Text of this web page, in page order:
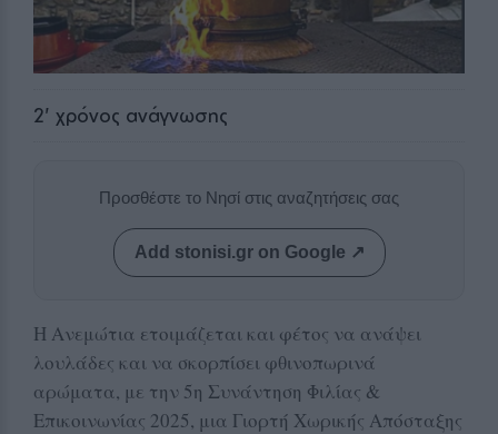
2' χρόνος ανάγνωσης
Προσθέστε το Νησί στις αναζητήσεις σας
Add stonisi.gr on Google ↗
Η Ανεμώτια ετοιμάζεται και φέτος να ανάψει
λουλάδες και να σκορπίσει φθινοπωρινά
αρώματα, με την 5η Συνάντηση Φιλίας &
Επικοινωνίας 2025, μια Γιορτή Χωρικής Απόσταξης